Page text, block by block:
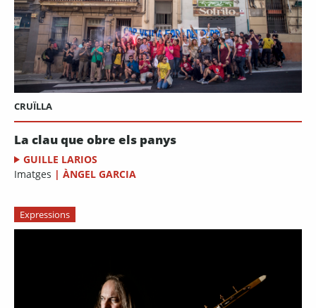
CRUÏLLA
La clau que obre els panys
GUILLE LARIOS
Imatges | ÀNGEL GARCIA
Expressions